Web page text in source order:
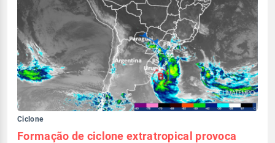
Ciclone
Formação de ciclone extratropical provoca